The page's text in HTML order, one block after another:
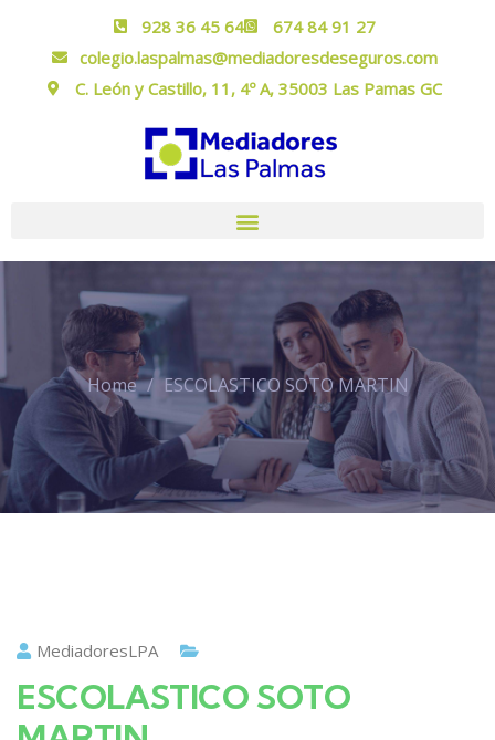
928 36 45 64
674 84 91 27
colegio.laspalmas@mediadoresdeseguros.com
C. León y Castillo, 11, 4º A, 35003 Las Pamas GC
Home ESCOLASTICO SOTO MARTIN
MediadoresLPA
ESCOLASTICO SOTO